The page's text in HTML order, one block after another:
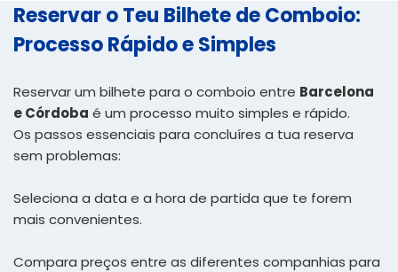
Reservar o Teu Bilhete de Comboio:
Processo Rápido e Simples
Reservar um bilhete para o comboio entre Barcelona
e Córdoba é um processo muito simples e rápido.
Os passos essenciais para concluíres a tua reserva
sem problemas:
Seleciona a data e a hora de partida que te forem
mais convenientes.
Compara preços entre as diferentes companhias para